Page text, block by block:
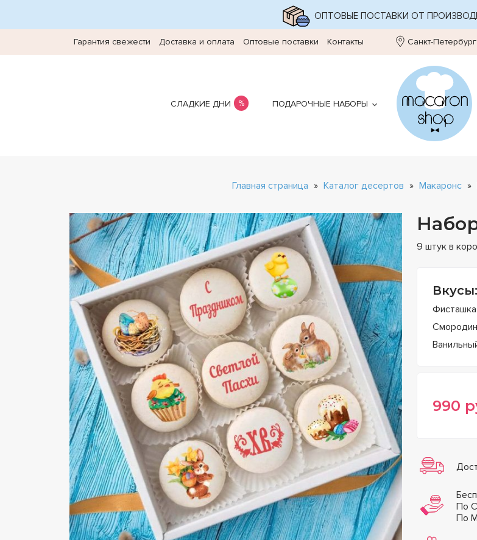
МИНДАЛЬНАЯ МУКА И НАТУРАЛЬНЫЕ
БЕРЕЖНАЯ ДОСТАВКА
Наш рейтинг в Яндекс 5.0
ОПТОВЫЕ ПОСТАВКИ ОТ
2GIS 5.0
Google 4.9
Гарантия свежести Доставка и оплата Оптовые поставки Контакты Санкт-Петербург
СЛАДКИЕ ДНИ ПОДАРОЧНЫЕ НАБОРЫ
Главная страница » Каталог десертов » Макаронс »
9 штук в
Вкусы:
Фисташка
990
По
По